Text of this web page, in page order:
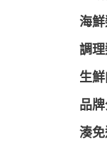
海
調
生
品
湊